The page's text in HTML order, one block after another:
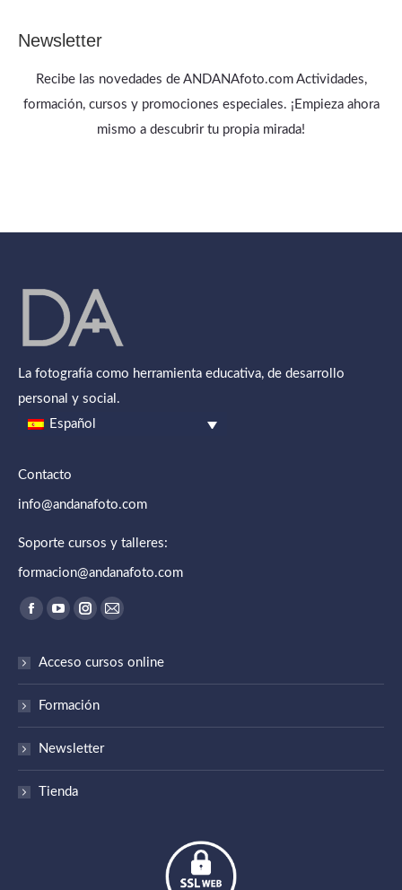
Newsletter
Recibe las novedades de ANDANAfoto.com Actividades,
formación, cursos y promociones especiales. ¡Empieza ahora
mismo a descubrir tu propia mirada!
La fotografía como herramienta educativa, de desarrollo
personal y social.
Español
Contacto
info@andanafoto.com
Soporte cursos y talleres:
formacion@andanafoto.com
Encuéntranos en:
Abrir enlace en una nueva ventana/pestaña
Abrir enlace en una nueva ventana/pestaña
Abrir enlace en una nueva ventana/pestaña
Abrir enlace en una nueva ventana/pestaña
Acceso cursos online
Formación
Newsletter
Tienda